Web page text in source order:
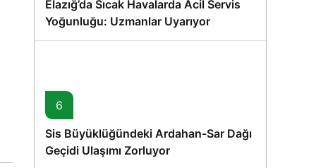
Elazığ’da Sıcak Havalarda Acil Servis
Yoğunluğu: Uzmanlar Uyarıyor
6
Sis Büyüklüğündeki Ardahan-Sar Dağı
Geçidi Ulaşımı Zorluyor